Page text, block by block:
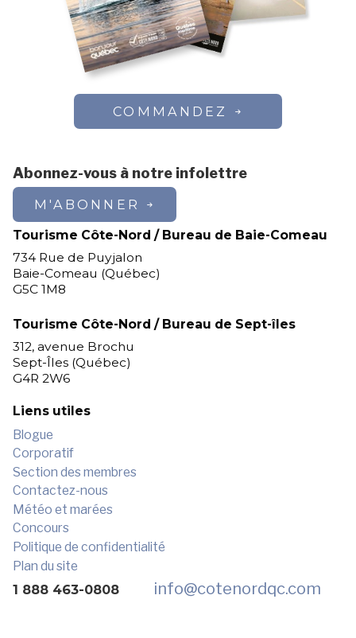
COMMANDEZ
Abonnez-vous à notre infolettre
M'ABONNER
Tourisme Côte-Nord / Bureau de Baie-Comeau
734 Rue de Puyjalon
Baie-Comeau (Québec)
G5C 1M8
Tourisme Côte-Nord / Bureau de Sept-îles
312, avenue Brochu
Sept-Îles (Québec)
G4R 2W6
Liens utiles
Blogue
Corporatif
Section des membres
Contactez-nous
Météo et marées
Concours
Politique de confidentialité
Plan du site
1 888 463-0808 info@cotenordqc.com